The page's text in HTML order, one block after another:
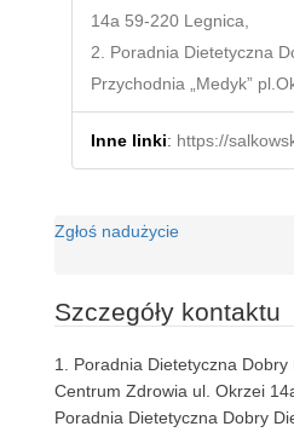
14a 59-220 Legnica,
2. Poradnia Dietetyczna
Przychodnia „Medyk”
Inne linki: https://
Zgłoś nadużycie
Szczegóły kontaktu
1. Poradnia Dietetyczna
Centrum Zdrowia ul. Okrzei 14a
Poradnia Dietetyczna Dobry